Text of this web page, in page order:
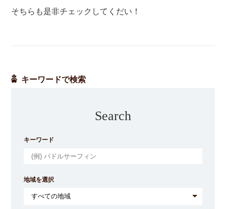
そちらも是非チェックしてくだい！
キーワードで検索
Search
キーワード
地域を選択